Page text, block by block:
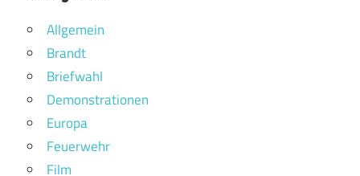
Allgemein
Brandt
Briefwahl
Demonstrationen
Europa
Feuerwehr
Film